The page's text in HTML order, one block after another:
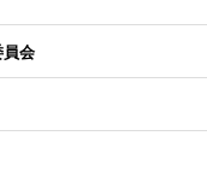
員会